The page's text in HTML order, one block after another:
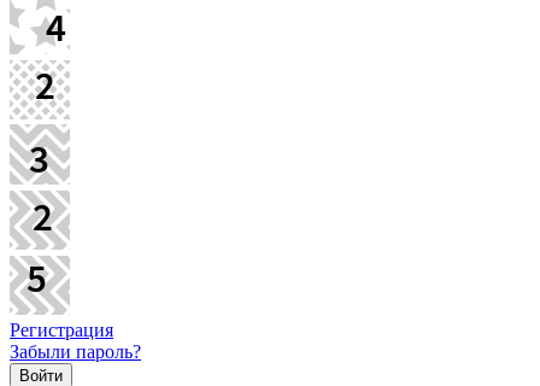
Регистрация
Забыли пароль?